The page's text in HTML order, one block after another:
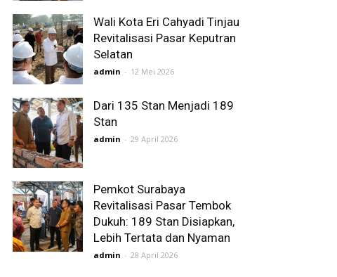
Wali Kota Eri Cahyadi Tinjau
Revitalisasi Pasar Keputran
Selatan
admin - 12 Mei 2026
Dari 135 Stan Menjadi 189
Stan
admin - 29 April 2026
Pemkot Surabaya
Revitalisasi Pasar Tembok
Dukuh: 189 Stan Disiapkan,
Lebih Tertata dan Nyaman
admin - 28 April 2026